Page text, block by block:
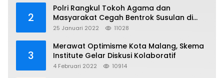
2
Polri Rangkul Tokoh Agama dan
Masyarakat Cegah Bentrok Susulan di
Sorong
25 Januari 2022 11028
3
Merawat Optimisme Kota Malang, Skema
Institute Gelar Diskusi Kolaboratif
4 Februari 2022 10914